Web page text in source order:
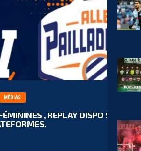
MÉDIAS
, REPLAY DISPO SUR